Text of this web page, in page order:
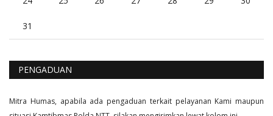
31
PENGADUAN
Mitra Humas, apabila ada pengaduan terkait pelayanan Kami maupun